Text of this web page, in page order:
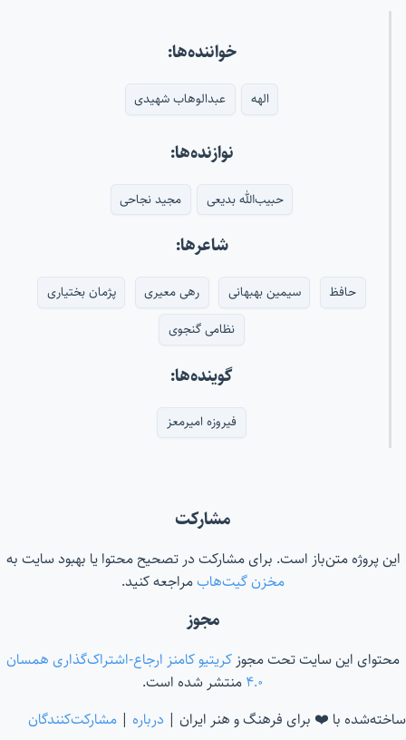
خواننده‌ها:
الهه عبدالوهاب شهیدی
نوازنده‌ها:
حبیب‌الله بدیعی مجید نجاحی
شاعرها:
حافظ سیمین بهبهانی رهی معیری
پژمان بختیاری
نظامی گنجوی
گوینده‌ها:
فیروزه امیرمعز
مشارکت
این پروژه متن‌باز است. برای مشارکت در تصحیح محتوا یا بهبود سایت به
مخزن گیت‌هابمراجعه کنید.
مجوز
محتوای این سایت تحت مجوز کریتیو کامنز ارجاع-اشتراک‌گذاری همسان
۴.۰ منتشر شده است.
ساخته‌شده با ❤️ برای فرهنگ و هنر ایران | درباره | مشارکت‌کنندگان